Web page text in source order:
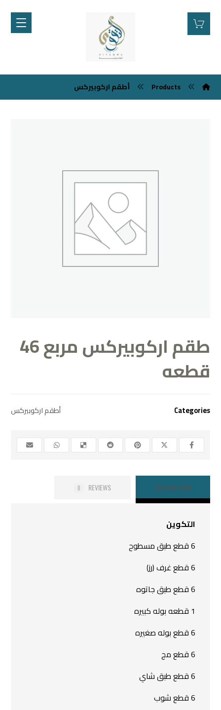
Products أطقم اركوبيركس
طقم اركوبيركس مربع 46
قطعه
Categories أطقم اركوبيركس
DESCRIPTION
REVIEWS
0
التكوين
6 قطع طبق مسطوح
6 قطع غرف (رز)
6 قطع طبق جاتوه
1 قطعه بوله كبيره
6 قطع بوله صغيره
6 قطع مج
6 قطع طبق شاي
6 قطع شوب